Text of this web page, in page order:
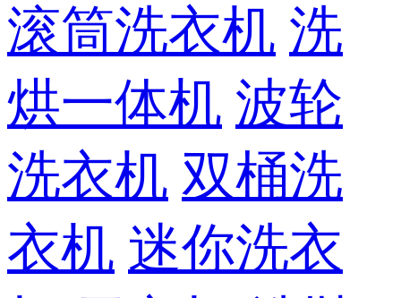
滚筒洗衣机 洗
烘一体机 波轮
洗衣机 双桶洗
衣机 迷你洗衣